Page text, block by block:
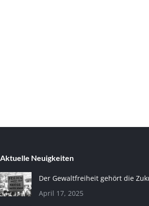
Aktuelle Neuigkeiten
Der Gewaltfreiheit gehört die
April 17, 2025